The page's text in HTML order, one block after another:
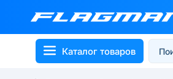
Каталог товаров